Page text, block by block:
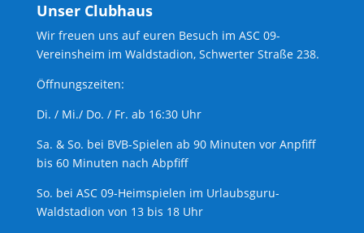
Unser Clubhaus
Wir freuen uns auf euren Besuch im ASC 09-
Vereinsheim im Waldstadion, Schwerter Straße 238.
Öffnungszeiten:
Di. / Mi./ Do. / Fr. ab 16:30 Uhr
Sa. & So. bei BVB-Spielen ab 90 Minuten vor Anpfiff
bis 60 Minuten nach Abpfiff
So. bei ASC 09-Heimspielen im Urlaubsguru-
Waldstadion von 13 bis 18 Uhr